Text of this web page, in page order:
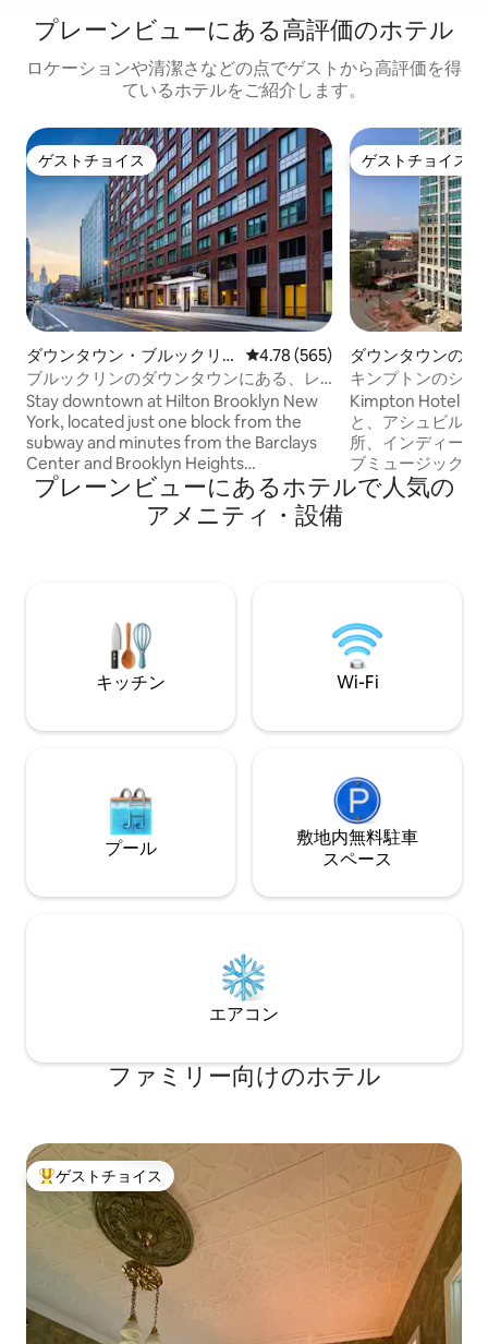
プレーンビューにある高⁠評⁠価⁠のホ⁠テ⁠ル
ロケーションや清潔さなどの点でゲストから高評価を得
ているホテルをご紹介します。
ゲストチョイス
ゲストチョイス
ダウンタウン・ブルックリ
ンのホテル客室
レビュー565件、5つ星中4.78つ
4.78 (565)
ブルックリンのダウンタウンにある、レ
ストランとジム付きの宿泊先
Stay downtown at Hilton Brooklyn New
York, located just one block from the
subway and minutes from the Barclays
Center and Brooklyn Heights
Promenade. Situated on the corner of
Smith Street, we are surrounded by
Boerum Hill's renowned shops and
Carne by Allora, or stay active in our 24-
hour fitness center. The best of NYC is at
your doorstep.
ゲストチョイス
ゲストチョイス
ダウンタウンのホ
キンプトンのシテ
ム！
Kimpton Hotel
と、アシュビルの
所、インディーア
ブミュージックが
客室は、デザイナ
高級感のあるリ
りできます。温か
気、徒歩で楽しめ
ホテルならではの
ビルでの究極の休
プレーンビューにあるホ⁠テ⁠ル⁠で人⁠気⁠の
ア⁠メ⁠ニ⁠テ⁠ィ⁠・設⁠備
キッチン Wi-Fi
プール
敷地内無料駐⁠車
ス⁠ペ⁠ー⁠ス
エアコン
ファミリー向⁠け⁠のホ⁠テ⁠ル
大好評のゲストチョイスです。
ゲストチョイス